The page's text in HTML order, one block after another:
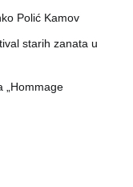
Polić Kamov
starih zanata u
„Hommage